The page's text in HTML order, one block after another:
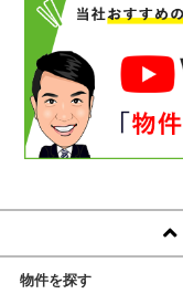
物件を探す